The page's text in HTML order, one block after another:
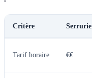
Critère
Tarif horaire €€